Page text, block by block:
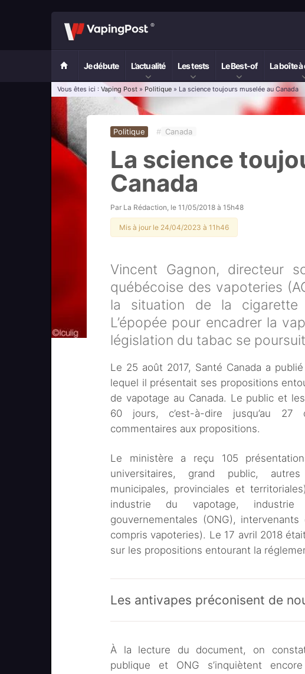
Je débute L’actualité Les tests Le Best-of La boîte
Vous êtes ici : Vaping Post » Politique » La science toujours muselée au Canada
Politique # Canada
La science
Canada
Par La Rédaction, le 11/05/2018 à 15h48
Mis à jour le 24/04/2023 à 11h46
Vincent Gagnon, directeur
québécoise des vapoteries
la situation de la cigarette
L’épopée pour encadrer la
législation du tabac se
Le 25 août 2017, Santé Canada a
lequel il présentait ses propositions
de vapotage au Canada. Le public et
60 jours, c’est-à-dire jusqu’au
commentaires aux propositions.
Le ministère a reçu 105
universitaires, grand public, autres
municipales, provinciales et
industrie du vapotage,
gouvernementales (ONG),
compris vapoteries). Le 17 avril 2018
sur les propositions entourant la
Les antivapes préconisent de
À la lecture du document, on
publique et ONG s’inquiètent